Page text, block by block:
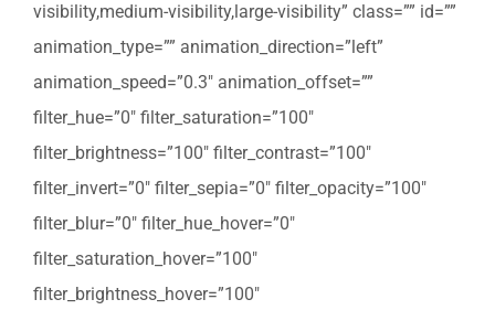
visibility,medium-visibility,large-visibility” class=”” id=””
animation_type=”” animation_direction=”left”
animation_speed=”0.3″ animation_offset=””
filter_hue=”0″ filter_saturation=”100″
filter_brightness=”100″ filter_contrast=”100″
filter_invert=”0″ filter_sepia=”0″ filter_opacity=”100″
filter_blur=”0″ filter_hue_hover=”0″
filter_saturation_hover=”100″
filter_brightness_hover=”100″